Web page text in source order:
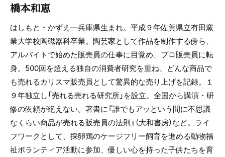
橋本和恵
はしもと・かずえ―兵庫県生まれ。平成９年佐賀県立有田窯
業大学校陶磁器科卒業。陶芸家として作品を制作する傍ら、
アルバイトで始めた販売員の仕事に目覚め、プロ販売員に転
身。500回を超える独自の消費者研究を重ね、どんな商品で
も売れるカリスマ販売員として驚異的な売り上げを記録。１
９年独立し「売れる売れる研究所」を設立。全国から講演・研
修の依頼が絶えない。著書に『誰でもアッという間に不思議
なくらい商品が売れる販売員の法則』（大和書房）など。ライ
フワークとして、採卵鶏のケージフリー飼育を進める動物福
祉ボランティア活動に参加、優しい心を持った子供たちを育